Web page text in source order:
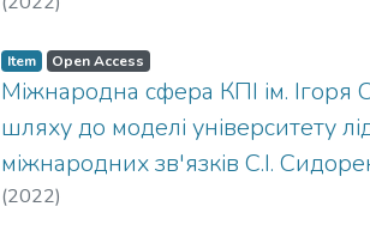
Item Open Access
Міжнародна сфера КПІ ім. Ігоря
шляху до моделі університету
міжнародних зв'язків С.І.
(2022)